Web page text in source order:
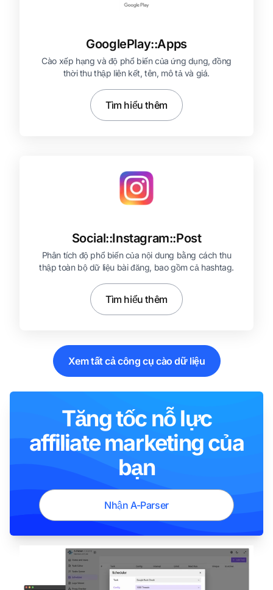
GooglePlay::Apps
Cào xếp hạng và độ phổ biến của ứng dụng, đồng
thời thu thập liên kết, tên, mô tả và giá.
Tìm hiểu thêm
Social::Instagram::Post
Phân tích độ phổ biến của nội dung bằng cách thu
thập toàn bộ dữ liệu bài đăng, bao gồm cả hashtag.
Tìm hiểu thêm
Xem tất cả công cụ cào dữ liệu
Tăng tốc nỗ lực
affiliate marketing của
bạn
Nhận A-Parser